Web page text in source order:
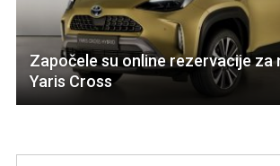
Započele su online rezervacije za
Yaris Cross